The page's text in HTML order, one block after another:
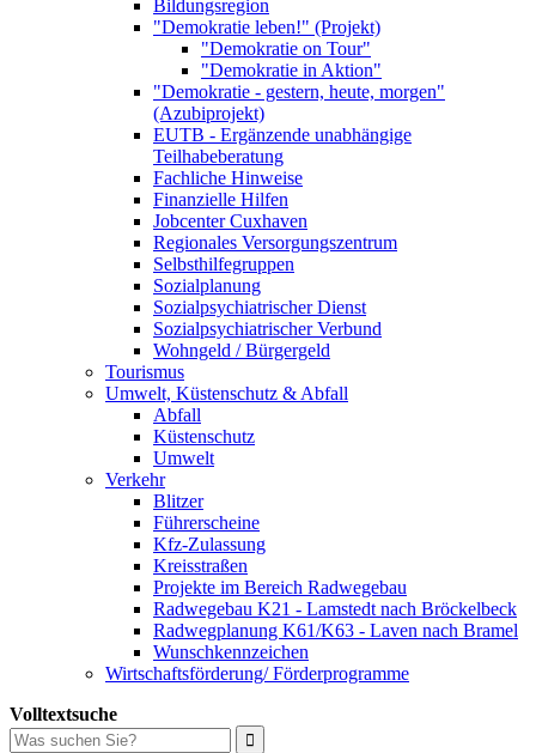
Bildungsregion
"Demokratie leben!" (Projekt)
"Demokratie on Tour"
"Demokratie in Aktion"
"Demokratie - gestern, heute, morgen"
(Azubiprojekt)
EUTB - Ergänzende unabhängige
Teilhabeberatung
Fachliche Hinweise
Finanzielle Hilfen
Jobcenter Cuxhaven
Regionales Versorgungszentrum
Selbsthilfegruppen
Sozialplanung
Sozialpsychiatrischer Dienst
Sozialpsychiatrischer Verbund
Wohngeld / Bürgergeld
Tourismus
Umwelt, Küstenschutz & Abfall
Abfall
Küstenschutz
Umwelt
Verkehr
Blitzer
Führerscheine
Kfz-Zulassung
Kreisstraßen
Projekte im Bereich Radwegebau
Radwegebau K21 - Lamstedt nach Bröckelbeck
Radwegplanung K61/K63 - Laven nach Bramel
Wunschkennzeichen
Wirtschaftsförderung/ Förderprogramme
Volltextsuche